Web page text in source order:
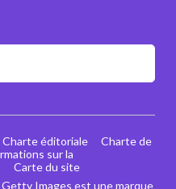
Images est une marque
Charte éditoriale
Charte de
sur la
Carte du site